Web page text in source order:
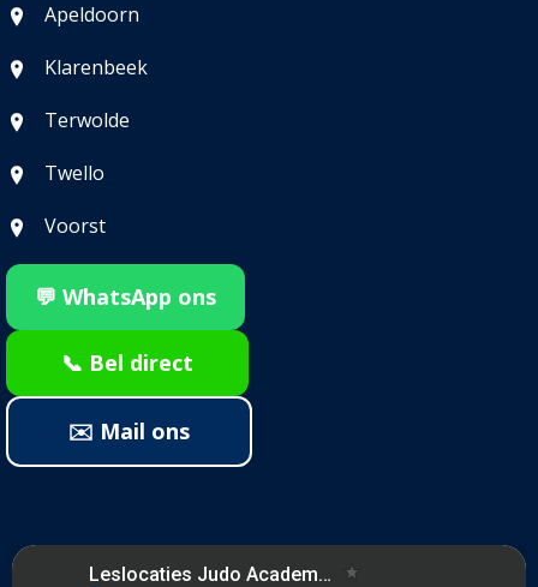
Apeldoorn
Klarenbeek
Terwolde
Twello
Voorst
💬 WhatsApp ons
📞 Bel direct
✉️ Mail ons